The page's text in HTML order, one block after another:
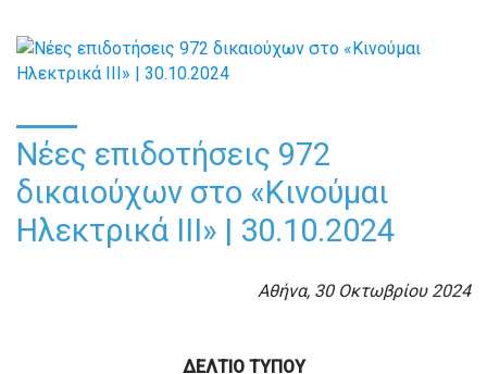
Νέες επιδοτήσεις 972
δικαιούχων στο «Κινούμαι
Ηλεκτρικά ΙΙΙ» | 30.10.2024
Αθήνα, 30 Οκτωβρίου 2024
ΔΕΛΤΙΟ ΤΥΠΟΥ